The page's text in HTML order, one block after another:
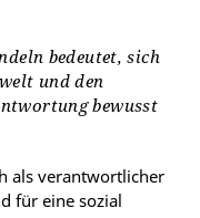
bedeutet, sich
und den
bewusst
als verantwortlicher
für eine sozial